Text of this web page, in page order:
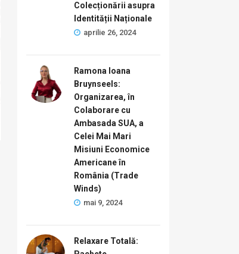
Colecționării asupra
Identității Naționale
aprilie 26, 2024
Ramona Ioana
Bruynseels:
Organizarea, în
Colaborare cu
Ambasada SUA, a
Celei Mai Mari
Misiuni Economice
Americane în
România (Trade
Winds)
mai 9, 2024
Relaxare Totală: